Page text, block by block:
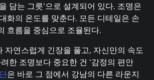
담는 그릇’으로 설계되어 있다. 조명은
화의 온도를 맞춘다. 모든 디테일은 손
흐름을 중심으로 조율된다.
자연스럽게 긴장을 풀고, 자신만의 속도
한 조명보다 중요한 건 ‘감정의 편안
은 바로 그 점에서 강남의 다른 라운지